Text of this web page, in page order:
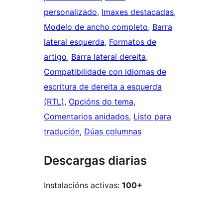
personalizado, Imaxes destacadas
Modelo de ancho completo, Barra
lateral esquerda, Formatos de
artigo, Barra lateral dereita
Compatibilidade con idiomas de
escritura de dereita a esquerda
(RTL), Opcións do tema
Comentarios anidados, Listo para
tradución, Dúas columnas
Descargas diarias
Instalacións activas: 100+